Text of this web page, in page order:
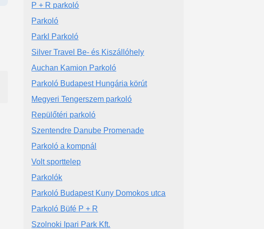
P + R parkoló
Parkoló
Parkl Parkoló
Silver Travel Be- és Kiszállóhely
Auchan Kamion Parkoló
Parkoló Budapest Hungária körút
Megyeri Tengerszem parkoló
Repülőtéri parkoló
Szentendre Danube Promenade
Parkoló a kompnál
Volt sporttelep
Parkolók
Parkoló Budapest Kuny Domokos utca
Parkoló Büfé P + R
Szolnoki Ipari Park Kft.